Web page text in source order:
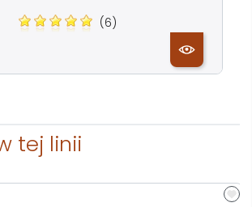
(6)
tej linii